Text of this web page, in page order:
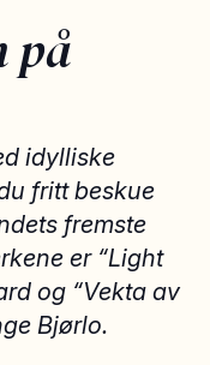
på
idylliske
fritt beskue
fremste
er “Light
og “Vekta av
Bjørlo.